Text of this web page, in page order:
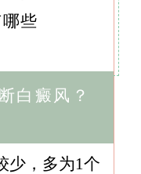
白癜风？
少，多为1个